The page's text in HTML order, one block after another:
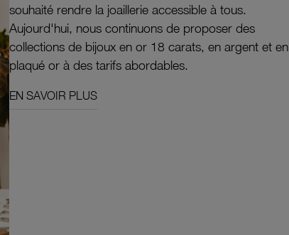
souhaité rendre la joaillerie accessible à tous.
Aujourd'hui, nous continuons de proposer des
collections de bijoux en or 18 carats, en argent et en
plaqué or à des tarifs abordables.
EN SAVOIR PLUS